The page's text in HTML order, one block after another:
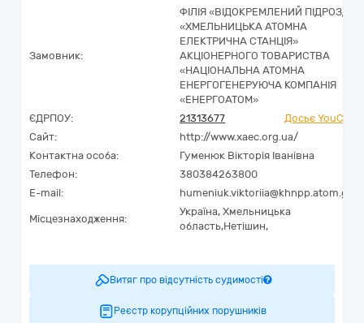
Замовник:
ФІЛІЯ «ВІДОКРЕМЛЕНИЙ ПІДРОЗДІЛ
«ХМЕЛЬНИЦЬКА АТОМНА
ЕЛЕКТРИЧНА СТАНЦІЯ»
АКЦІОНЕРНОГО ТОВАРИСТВА
«НАЦІОНАЛЬНА АТОМНА
ЕНЕРГОГЕНЕРУЮЧА КОМПАНІЯ
«ЕНЕРГОАТОМ»
ЄДРПОУ:
21313677
Досьє
Сайт:
http://www.xaec.org.ua/
Контактна особа:
Гуменюк Вікторія Іванівна
Телефон:
380384263800
E-mail:
Місцезнаходження:
Україна, Хмельницька
область,Нетішин,
Витяг про відсутність судимості
Реєстр корупційних порушників